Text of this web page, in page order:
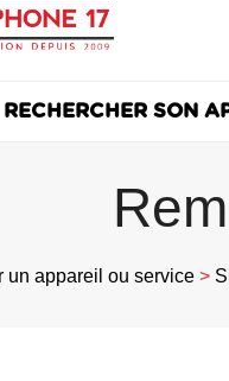
RECHERCHER SON
un appareil ou service >